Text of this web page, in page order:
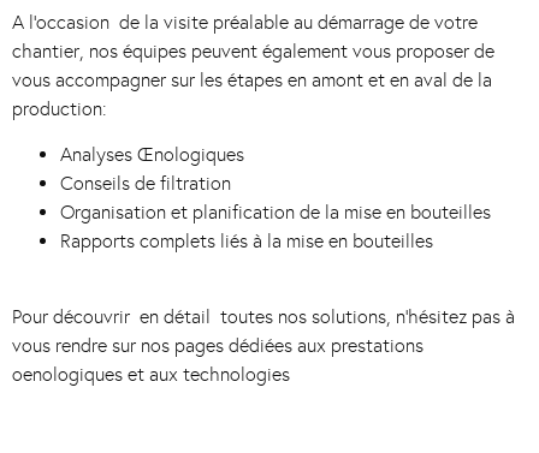
A l’occasion de la visite préalable au démarrage de votre
chantier, nos équipes peuvent également vous proposer de
vous accompagner sur les étapes en amont et en aval de la
production:
Analyses Œnologiques
Conseils de filtration
Organisation et planification de la mise en bouteilles
Rapports complets liés à la mise en bouteilles
Pour découvrir en détail toutes nos solutions, n’hésitez pas à
vous rendre sur nos pages dédiées aux prestations
oenologiques et aux technologies